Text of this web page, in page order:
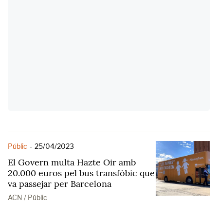
Públic - 25/04/2023
El Govern multa Hazte Oir amb
20.000 euros pel bus transfòbic que
va passejar per Barcelona
ACN / Públic